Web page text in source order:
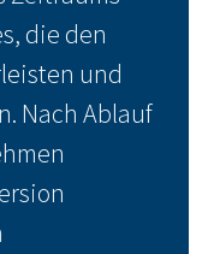
die den
und
Nach Ablauf